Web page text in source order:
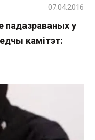
падазраваных у
камітэт:
07.04.2016